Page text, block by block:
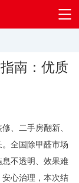
南：优质
、二手房翻新、
全国除甲醛市场
不透明、效果难
心治理，本次结